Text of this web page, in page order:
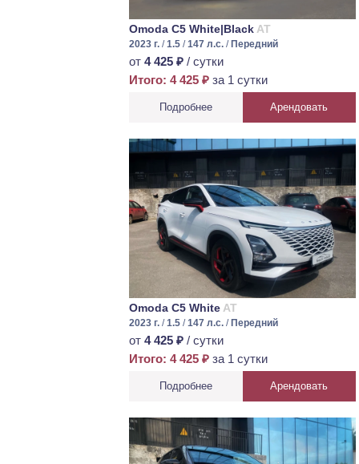
Omoda C5 White|Black AT
2023 г. /1.5 /147 л.с. / Передний
от 4 425 ₽ / сутки
Итого: 4 425 ₽ за 1 сутки
Подробнее Арендовать
Omoda C5 White AT
2023 г. /1.5 /147 л.с. / Передний
от 4 425 ₽ / сутки
Итого: 4 425 ₽ за 1 сутки
Подробнее Арендовать